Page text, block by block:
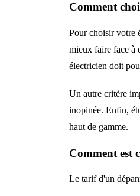
Comment
Pour choisir votre
mieux faire face à
électricien doit
Un autre critère
inopinée. Enfin,
haut de gamme.
Comment est
Le tarif d'un